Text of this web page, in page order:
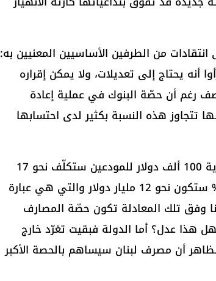
من الطرفين الأساسيين المعنيين به:
أنه يحتاج إلى تعديلات، ولا يمكن إقراره
رغم أن حصّة البنوك في عملية إعادة
تبلغ ظاهريًا وفق القانون نسبة 40 %، لكنها تتجاوز هذه النسبة بكثير لدى احتسابها
ويشرح مصرفي لـ "نداء الوطن" أن "كلفة تسديد الودائع لغاية 100 ألف دولار للمودعين ستكلّف نحو 17
مليار دولار، حصّة مصرف لبنان منها إذا اعتبرناها بنسبة 60 % ستكون نحو 12 مليار دولار والتي هي عبارة
وفق تلك المعادلة تكون حصّة المصارف
100 ألف دولار التي ستعاد للمودعين 100 %، فهل هذا عدل؟ أما الدولة فبقيت تغرّد خارج
أن مصرف لبنان سيساهم بالحصة الأكبر